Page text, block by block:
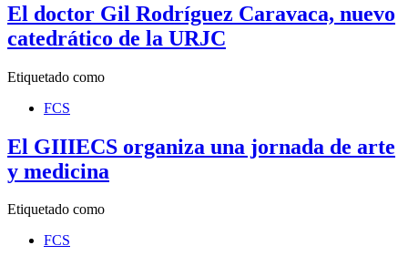
El doctor Gil Rodríguez Caravaca, nuevo
catedrático de la URJC
Etiquetado como
FCS
El GIIIECS organiza una jornada de arte
y medicina
Etiquetado como
FCS